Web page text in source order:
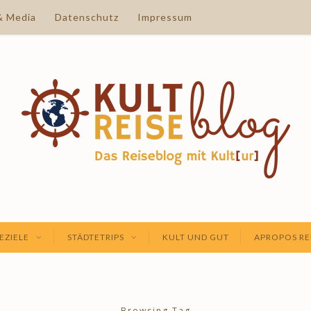
Media Datenschutz Impressum
STÄDTETRIPS KULT UND GUT APROPOS